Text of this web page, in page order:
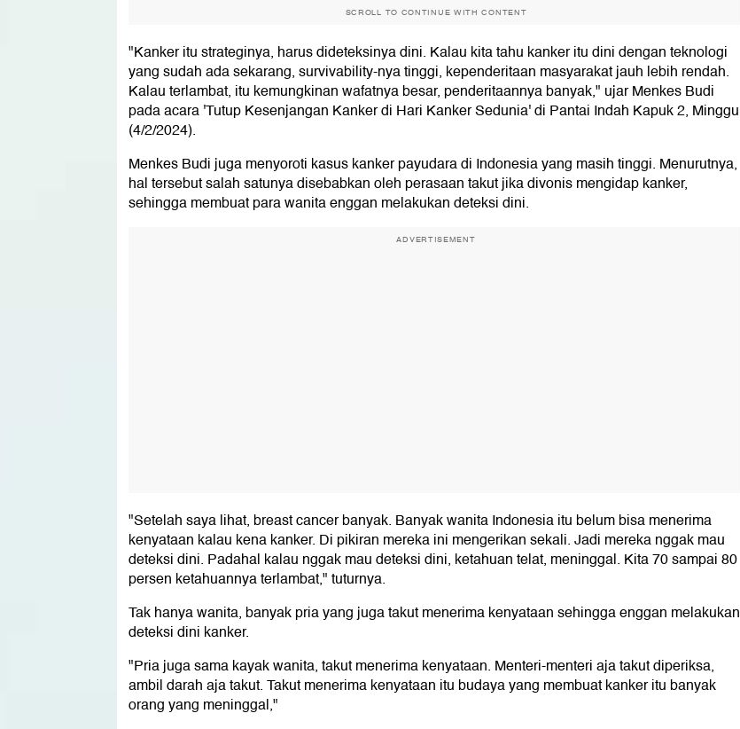
SCROLL TO CONTINUE WITH CONTENT
"Kanker itu strateginya, harus dideteksinya dini. Kalau kita tahu kanker itu dini dengan teknologi
yang sudah ada sekarang, survivability-nya tinggi, kependeritaan masyarakat jauh lebih rendah.
Kalau terlambat, itu kemungkinan wafatnya besar, penderitaannya banyak," ujar Menkes Budi
pada acara 'Tutup Kesenjangan Kanker di Hari Kanker Sedunia' di Pantai Indah Kapuk 2, Minggu
(4/2/2024).
Menkes Budi juga menyoroti kasus kanker payudara di Indonesia yang masih tinggi. Menurutnya,
hal tersebut salah satunya disebabkan oleh perasaan takut jika divonis mengidap kanker,
sehingga membuat para wanita enggan melakukan deteksi dini.
ADVERTISEMENT
"Setelah saya lihat, breast cancer banyak. Banyak wanita Indonesia itu belum bisa menerima
kenyataan kalau kena kanker. Di pikiran mereka ini mengerikan sekali. Jadi mereka nggak mau
deteksi dini. Padahal kalau nggak mau deteksi dini, ketahuan telat, meninggal. Kita 70 sampai 80
persen ketahuannya terlambat," tuturnya.
Tak hanya wanita, banyak pria yang juga takut menerima kenyataan sehingga enggan melakukan
deteksi dini kanker.
"Pria juga sama kayak wanita, takut menerima kenyataan. Menteri-menteri aja takut diperiksa,
ambil darah aja takut. Takut menerima kenyataan itu budaya yang membuat kanker itu banyak
orang yang meninggal,"